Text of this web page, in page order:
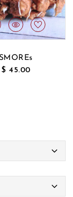
Corazón
$ 50.00